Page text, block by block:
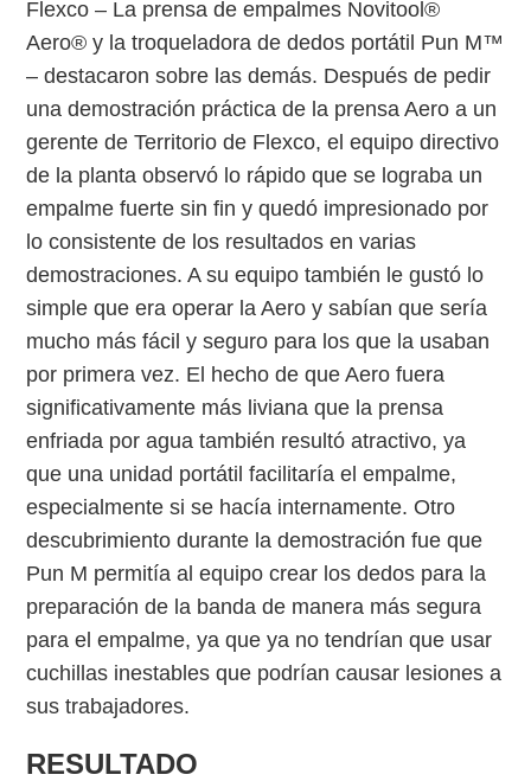
Flexco – La prensa de empalmes Novitool®
Aero® y la troqueladora de dedos portátil Pun M™
– destacaron sobre las demás. Después de pedir
una demostración práctica de la prensa Aero a un
gerente de Territorio de Flexco, el equipo directivo
de la planta observó lo rápido que se lograba un
empalme fuerte sin fin y quedó impresionado por
lo consistente de los resultados en varias
demostraciones. A su equipo también le gustó lo
simple que era operar la Aero y sabían que sería
mucho más fácil y seguro para los que la usaban
por primera vez. El hecho de que Aero fuera
significativamente más liviana que la prensa
enfriada por agua también resultó atractivo, ya
que una unidad portátil facilitaría el empalme,
especialmente si se hacía internamente. Otro
descubrimiento durante la demostración fue que
Pun M permitía al equipo crear los dedos para la
preparación de la banda de manera más segura
para el empalme, ya que ya no tendrían que usar
cuchillas inestables que podrían causar lesiones a
sus trabajadores.
RESULTADO